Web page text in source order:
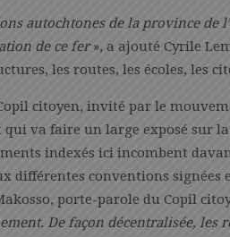
autochtones de la province de
de ce fer», a ajouté Cyrile
les routes, les écoles, les
citoyen, invité par le
qui va faire un large exposé sur
indexés ici incombent
différentes conventions
porte-parole du Copil
De façon décentralisée, les